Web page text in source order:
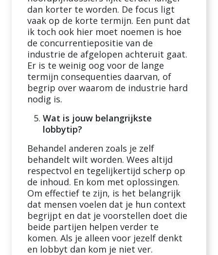
dan korter te worden. De focus ligt
vaak op de korte termijn. Een punt dat
ik toch ook hier moet noemen is hoe
de concurrentiepositie van de
industrie de afgelopen achteruit gaat.
Er is te weinig oog voor de lange
termijn consequenties daarvan, of
begrip over waarom de industrie hard
nodig is.
Wat is jouw belangrijkste
lobbytip?
Behandel anderen zoals je zelf
behandelt wilt worden. Wees altijd
respectvol en tegelijkertijd scherp op
de inhoud. En kom met oplossingen.
Om effectief te zijn, is het belangrijk
dat mensen voelen dat je hun context
begrijpt en dat je voorstellen doet die
beide partijen helpen verder te
komen. Als je alleen voor jezelf denkt
en lobbyt dan kom je niet ver.